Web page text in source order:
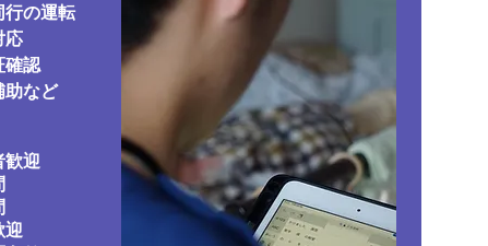
行の運転
応
確認
助など
歓迎
迎